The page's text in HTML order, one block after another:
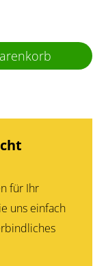
für Ihr
uns einfach